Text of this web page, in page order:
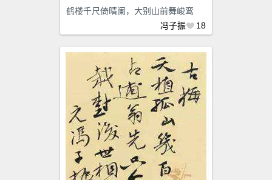
鹤楼千尺倚晴阑，大别山前舞峻鸾
冯子振
18